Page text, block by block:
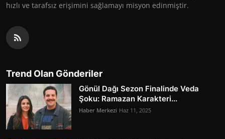
hızlı ve tarafsız erişimini sağlamayı misyon edinmiştir.
Trend Olan Gönderiler
Gönül Dağı Sezon Finalinde Veda
Şoku: Ramazan Karakteri...
Haber Merkezi Haz 11, 2025